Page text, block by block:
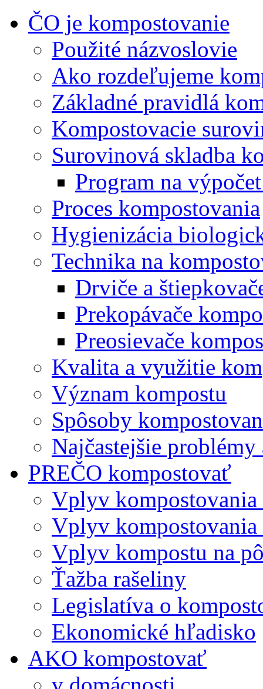
ČO je kompostovanie
Použité názvoslovie
Ako rozdeľujeme
Základné pravidlá
Kompostovacie
Surovinová skladba
Program na
Proces kompostovania
Hygienizácia
Technika na
Drviče a
Prekopávače
Preosievače
Kvalita a využitie
Význam kompostu
Spôsoby
Najčastejšie problémy
PREČO kompostovať
Vplyv kompostovania
Vplyv
Vplyv kompostu na
Ťažba rašeliny
Legislatíva o
Ekonomické hľadisko
AKO kompostovať